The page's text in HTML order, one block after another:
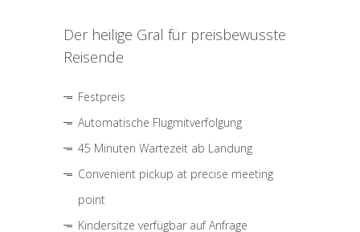
Der heilige Gral für preisbewusste
Reisende
Festpreis
Automatische Flugmitverfolgung
45 Minuten Wartezeit ab Landung
Convenient pickup at precise meeting
point
Kindersitze verfügbar auf Anfrage